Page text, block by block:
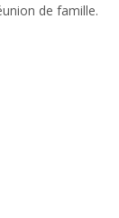
de famille.